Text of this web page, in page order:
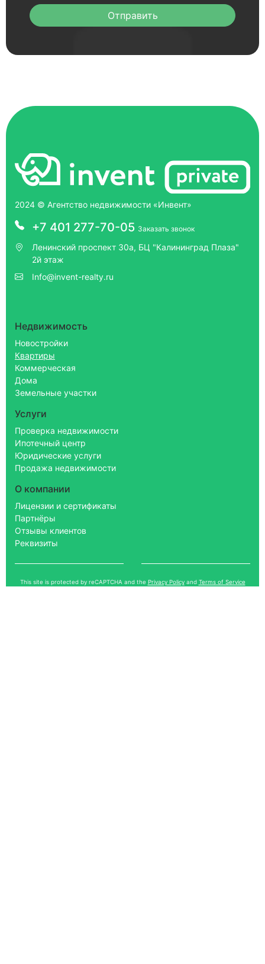
Отправить
2024 © Агентство недвижимости «Инвент»
+7 401 277-70-05 Заказать звонок
Ленинский проспект 30а, БЦ "Калининград Плаза"
2й этаж
Info@invent-realty.ru
Недвижимость
Новостройки
Квартиры
Коммерческая
Дома
Земельные участки
Услуги
Проверка недвижимости
Ипотечный центр
Юридические услуги
Продажа недвижимости
О компании
Лицензии и сертификаты
Партнёры
Отзывы клиентов
Реквизиты
This site is protected by reCAPTCHA and the Privacy Policyand Terms of Service